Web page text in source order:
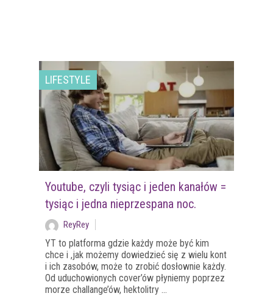
LIFESTYLE
Youtube, czyli tysiąc i jeden kanałów =
tysiąc i jedna nieprzespana noc.
ReyRey
YT to platforma gdzie każdy może być kim
chce i ,jak możemy dowiedzieć się z wielu kont
i ich zasobów, może to zrobić dosłownie każdy.
Od uduchowionych cover’ów płyniemy poprzez
morze challange’ów, hektolitry ...